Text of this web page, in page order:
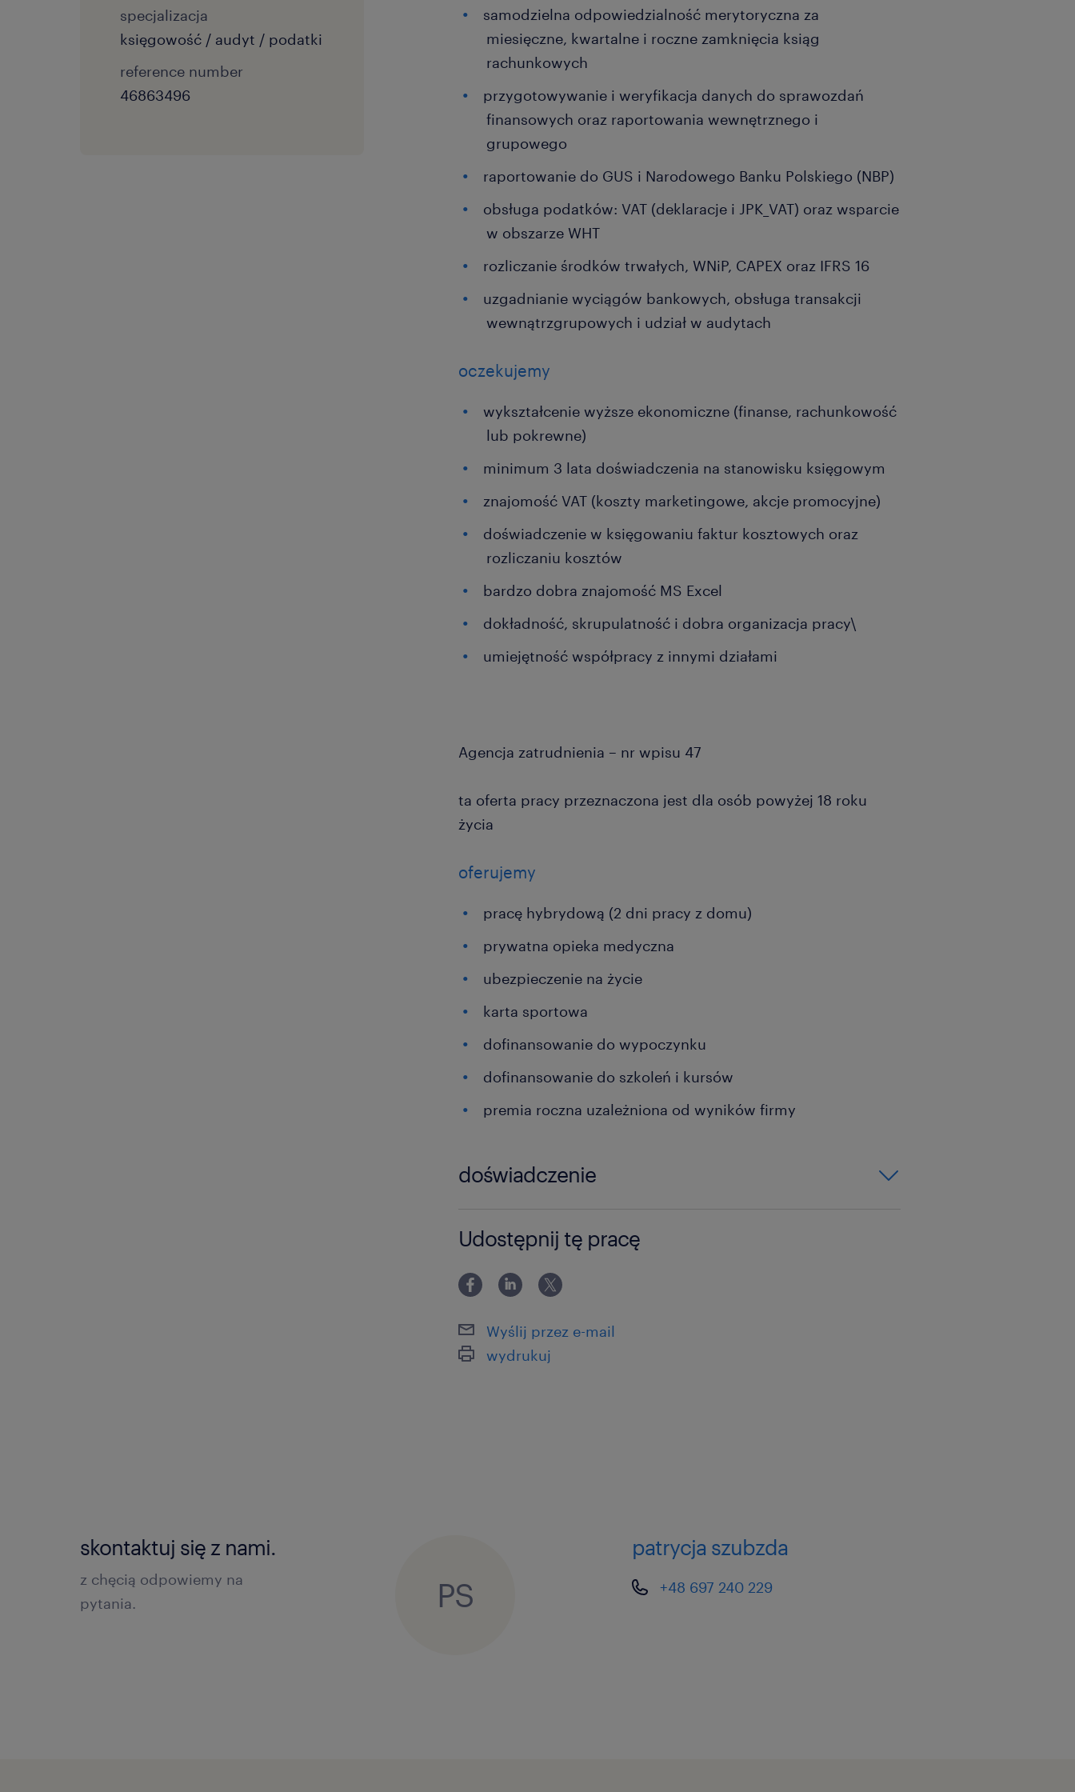
specjalizacja
księgowość / audyt / podatki
reference number
46863496
samodzielna odpowiedzialność merytoryczna za
miesięczne, kwartalne i roczne zamknięcia ksiąg
rachunkowych
przygotowywanie i weryfikacja danych do sprawozdań
finansowych oraz raportowania wewnętrznego i
grupowego
raportowanie do GUS i Narodowego Banku Polskiego (NBP)
obsługa podatków: VAT (deklaracje i JPK_VAT) oraz wsparcie
w obszarze WHT
rozliczanie środków trwałych, WNiP, CAPEX oraz IFRS 16
uzgadnianie wyciągów bankowych, obsługa transakcji
wewnątrzgrupowych i udział w audytach
oczekujemy
wykształcenie wyższe ekonomiczne (finanse, rachunkowość
lub pokrewne)
minimum 3 lata doświadczenia na stanowisku księgowym
znajomość VAT (koszty marketingowe, akcje promocyjne)
doświadczenie w księgowaniu faktur kosztowych oraz
rozliczaniu kosztów
bardzo dobra znajomość MS Excel
dokładność, skrupulatność i dobra organizacja pracy\
umiejętność współpracy z innymi działami
Agencja zatrudnienia – nr wpisu 47
ta oferta pracy przeznaczona jest dla osób powyżej 18 roku
życia
oferujemy
pracę hybrydową (2 dni pracy z domu)
prywatna opieka medyczna
ubezpieczenie na życie
karta sportowa
dofinansowanie do wypoczynku
dofinansowanie do szkoleń i kursów
premia roczna uzależniona od wyników firmy
doświadczenie
Udostępnij tę pracę
Wyślij przez e-mail
wydrukuj
skontaktuj się z nami.
z chęcią odpowiemy na
pytania.
PS
patrycja szubzda
+48 697 240 229